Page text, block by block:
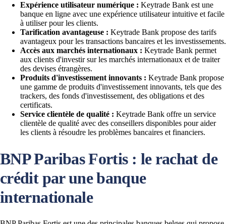
Expérience utilisateur numérique : Keytrade Bank est une
banque en ligne avec une expérience utilisateur intuitive et facile
à utiliser pour les clients.
Tarification avantageuse : Keytrade Bank propose des tarifs
avantageux pour les transactions bancaires et les investissements.
Accès aux marchés internationaux : Keytrade Bank permet
aux clients d'investir sur les marchés internationaux et de traiter
des devises étrangères.
Produits d'investissement innovants : Keytrade Bank propose
une gamme de produits d'investissement innovants, tels que des
trackers, des fonds d'investissement, des obligations et des
certificats.
Service clientèle de qualité : Keytrade Bank offre un service
clientèle de qualité avec des conseillers disponibles pour aider
les clients à résoudre les problèmes bancaires et financiers.
BNP Paribas Fortis : le rachat de
crédit par une banque
internationale